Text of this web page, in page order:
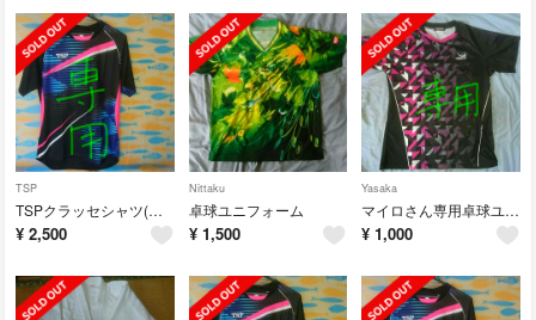
TSP
TSPクラッセシャツ(めだかさん専用)
¥ 2,500
Nittaku
卓球ユニフォーム
¥ 1,500
Yasaka
マイロさん専用卓球ユニフォーム
¥ 1,000